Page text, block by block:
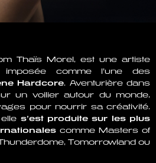
Thaïs Morel, est une artiste
comme l’une des
Hardcore. Aventurière dans
un voilier autour du monde,
pour nourrir sa créativité.
s’est produite sur les plus
comme Masters of
Tomorrowland ou